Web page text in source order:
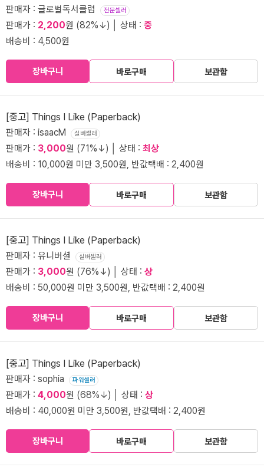
판매자 : 글로벌독서클럽 전문셀러
판매가 : 2,200원 (82%↓) │ 상태 : 중
배송비 : 4,500원
장바구니 바로구매 보관함
[중고] Things I Like (Paperback)
판매자 : isaacM 실버셀러
판매가 : 3,000원 (71%↓) │ 상태 : 최상
배송비 : 10,000원 미만 3,500원, 반값택배 : 2,400원
장바구니 바로구매 보관함
[중고] Things I Like (Paperback)
판매자 : 유니버셜 실버셀러
판매가 : 3,000원 (76%↓) │ 상태 : 상
배송비 : 50,000원 미만 3,500원, 반값택배 : 2,400원
장바구니 바로구매 보관함
[중고] Things I Like (Paperback)
판매자 : sophia 파워셀러
판매가 : 4,000원 (68%↓) │ 상태 : 상
배송비 : 40,000원 미만 3,500원, 반값택배 : 2,400원
장바구니 바로구매 보관함